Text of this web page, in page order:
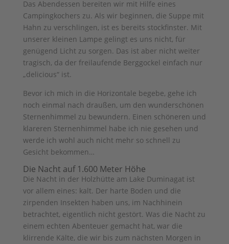
Das Abendessen bereiten wir mit Hilfe eines
Campingkochers zu. Als wir beginnen, die Suppe mit
Hahn zu verschlingen, ist es bereits stockfinster. Mit
unserer kleinen Lampe gelingt es uns nicht, für
genügend Licht zu sorgen. Das ist aber nicht weiter
tragisch, da der freilaufende Berggockel einfach nur
„delicious“ ist.
Bevor ich mich in die Horizontale begebe, gehe ich
noch einmal nach draußen, um den wunderschönen
Sternenhimmel zu bewundern. Einen schöneren und
klareren Sternenhimmel habe ich nie gesehen und
werde ich wohl auch nicht mehr so schnell zu
Gesicht bekommen…
Die Nacht auf 1.600 Meter Höhe
Die Nacht in der Holzhütte am Lake Duminagat ist
vor allem eines: kalt. Der harte Boden und die
zirpenden Insekten haben uns, im Nachhinein
betrachtet, eigentlich nicht gestört. Was die Nacht zu
einem echten Abenteuer gemacht hat, war die
klirrende Kälte, die wir bis zum nächsten Morgen in